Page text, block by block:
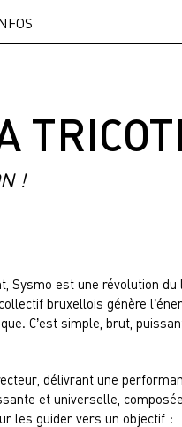
!
Sysmo est une révolution du
bruxellois génère
C’est simple, brut,
délivrant une
et universelle, composée
les guider vers un objectif :